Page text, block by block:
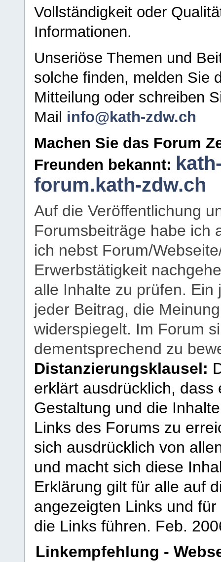
Vollständigkeit oder
Informationen.
Unseriöse Themen und
solche finden, melden Sie
Mitteilung oder schreiben
Mail info@kath-zdw.ch
Machen Sie das Forum
Freunden bekannt:
forum.kath-zdw.ch
Auf die Veröffentlichung
Forumsbeiträge habe ich
ich nebst Forum/
Erwerbstätigkeit
alle Inhalte zu prüfen.
jeder Beitrag, die
widerspiegelt. Im Forum
dementsprechend zu
Distanzierungsklausel:
erklärt ausdrücklich,
Gestaltung und die
Links des Forums zu
sich ausdrücklich von
und macht sich diese
Erklärung gilt für alle auf
angezeigten Links und
die Links führen. Feb.
Linkempfehlung -